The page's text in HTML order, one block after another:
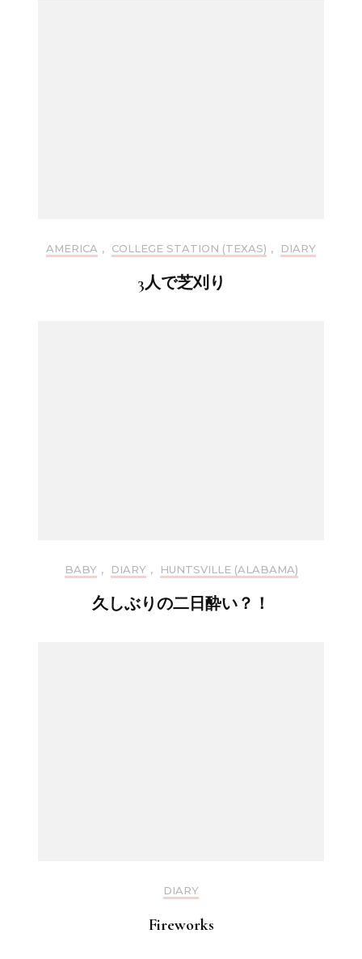
AMERICA , COLLEGE STATION (TEXAS) , DIARY
3人で芝刈り
BABY , DIARY , HUNTSVILLE (ALABAMA)
久しぶりの二日酔い？！
DIARY
Fireworks